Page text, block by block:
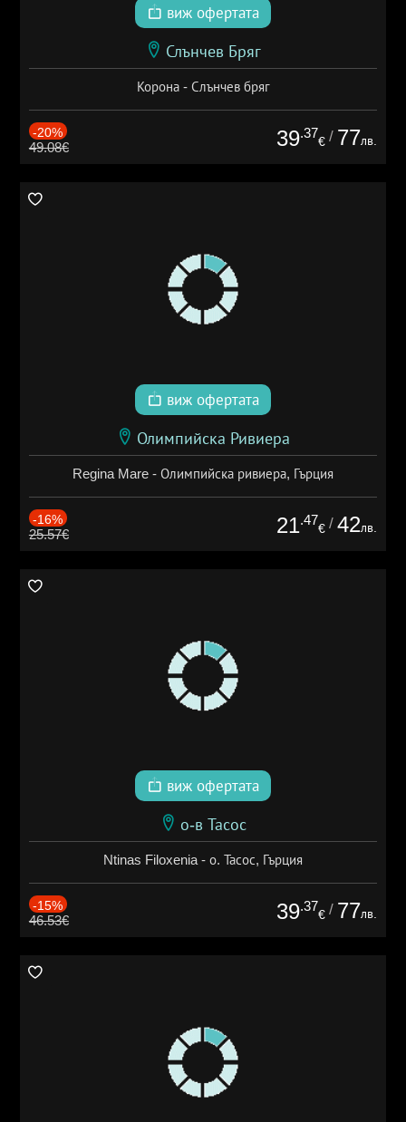
виж офертата
Слънчев Бряг
Корона - Слънчев бряг
-20%
49.08€ 39.37
€ / 77лв.
виж офертата
Олимпийска Ривиера
Regina Mare - Олимпийска ривиера, Гърция
-16%
25.57€ 21.47
€ / 42лв.
виж офертата
о-в Тасос
Ntinas Filoxenia - о. Тасос, Гърция
-15%
46.53€ 39.37
€ / 77лв.